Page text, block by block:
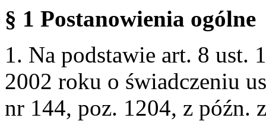
§ 1 Postanowienia ogólne
1. Na podstawie art. 8 ust.
2002 roku o świadczeniu
nr 144, poz. 1204, z późn.